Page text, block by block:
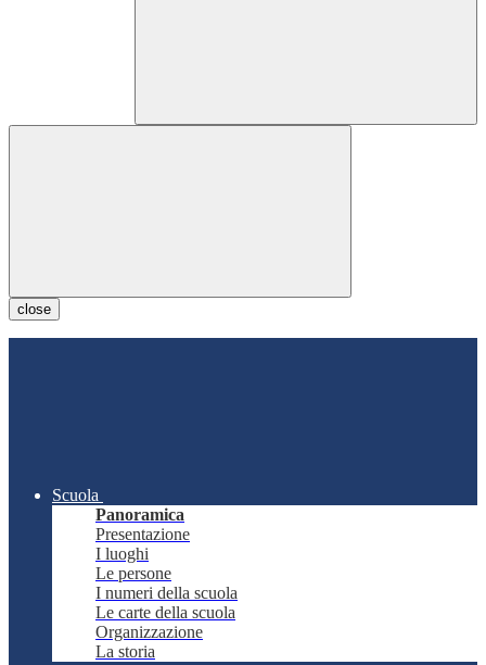
close
Scuola
Panoramica
Presentazione
I luoghi
Le persone
I numeri della scuola
Le carte della scuola
Organizzazione
La storia